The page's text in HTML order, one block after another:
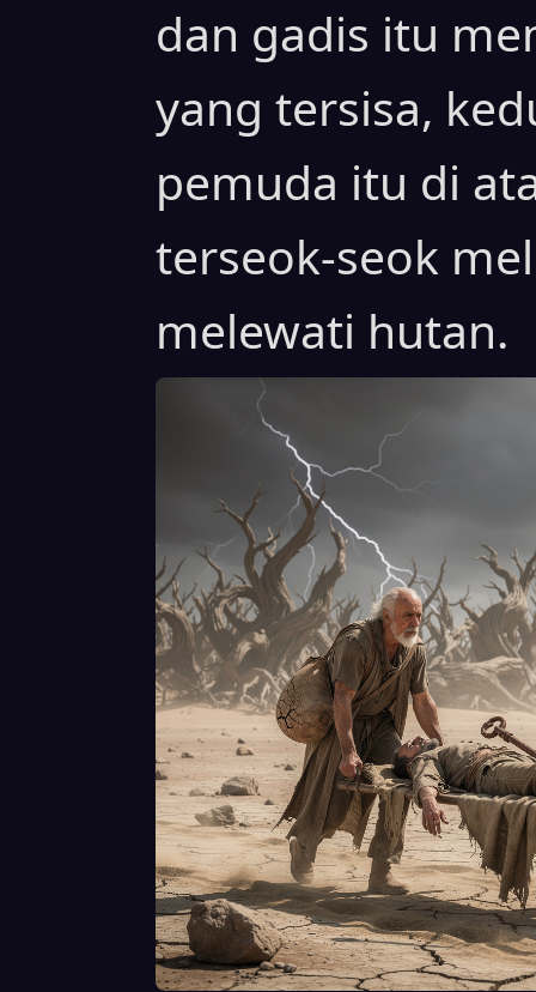
dan gadis itu
yang tersisa,
pemuda itu di
terseok-seok
melewati hutan.